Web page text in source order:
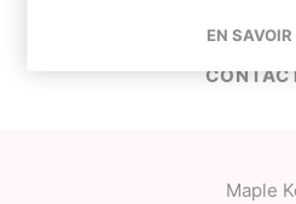
Maple
EN SAVOIR